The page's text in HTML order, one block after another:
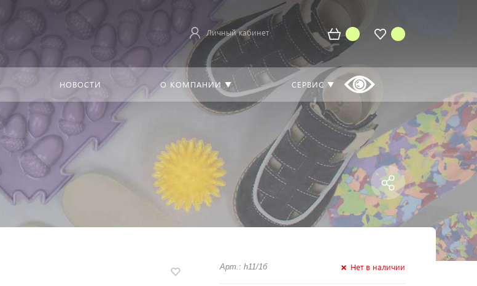
Личный кабинет
НОВОСТИ О КОМПАНИИ ▼ СЕРВИС ▼
Арт.: h11/1б Нет в наличии